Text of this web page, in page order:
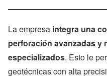
La empresa integra una
perforación avanzadas y
especializados. Esto le
geotécnicas con alta